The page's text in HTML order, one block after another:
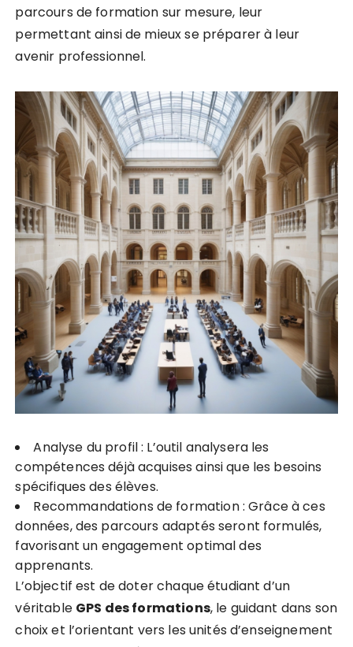
parcours de formation sur mesure, leur
permettant ainsi de mieux se préparer à leur
avenir professionnel.
Analyse du profil : L’outil analysera les
compétences déjà acquises ainsi que les besoins
spécifiques des élèves.
Recommandations de formation : Grâce à ces
données, des parcours adaptés seront formulés,
favorisant un engagement optimal des
apprenants.
L’objectif est de doter chaque étudiant d’un
véritable GPS desformations, le guidant dans son
choix et l’orientant vers les unités d’enseignement